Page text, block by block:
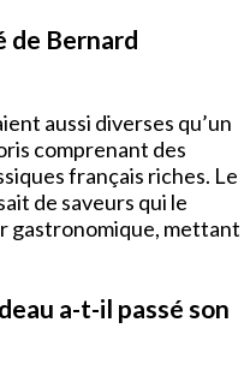
Bernard
aussi diverses qu’un
comprenant des
français riches. Le
de saveurs qui le
gastronomique, mettant
a-t-il passé son